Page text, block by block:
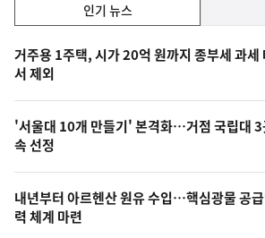
기,
최
신,
오
늘
의
영
상
인기 뉴스
인
기
뉴
스
거주용 1주택, 시가 20억 원까지 종부세 과세
서 제외
'서울대 10개 만들기' 본격화…거점 국립대 3
속 선정
내년부터 아르헨산 원유 수입…핵심광물 공
력 체계 마련